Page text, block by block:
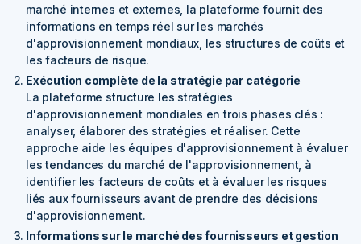
marché internes et externes, la plateforme fournit des
informations en temps réel sur les marchés
d'approvisionnement mondiaux, les structures de coûts et
les facteurs de risque.
Exécution complète de la stratégie par catégorie
La plateforme structure les stratégies
d'approvisionnement mondiales en trois phases clés :
analyser, élaborer des stratégies et réaliser. Cette
approche aide les équipes d'approvisionnement à évaluer
les tendances du marché de l'approvisionnement, à
identifier les facteurs de coûts et à évaluer les risques
liés aux fournisseurs avant de prendre des décisions
d'approvisionnement.
Informations sur le marché des fournisseurs et gestion